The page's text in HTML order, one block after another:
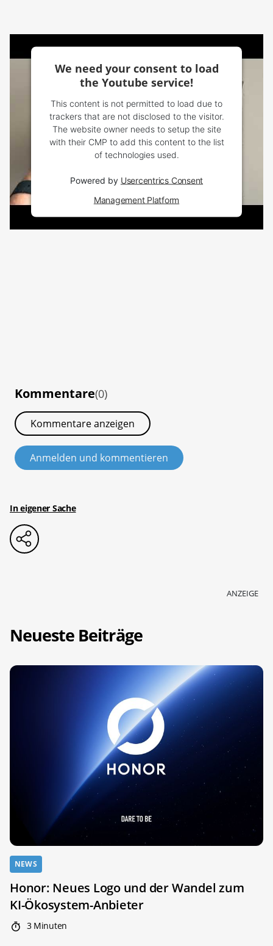
We need your consent to load
the Youtube service!
This content is not permitted to load due to
trackers that are not disclosed to the visitor.
The website owner needs to setup the site
with their CMP to add this content to the list
of technologies used.
Powered by Usercentrics Consent
Management Platform
Kommentare(0)
Kommentare anzeigen
Anmelden und kommentieren
In eigener Sache
ANZEIGE
Neueste Beiträge
NEWS
Honor: Neues Logo und der Wandel zum
KI-Ökosystem-Anbieter
3 Minuten